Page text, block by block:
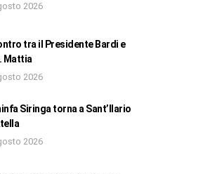
2026
tra il Presidente Bardi e
Mattia
2026
Siringa torna a Sant’Ilario
2026